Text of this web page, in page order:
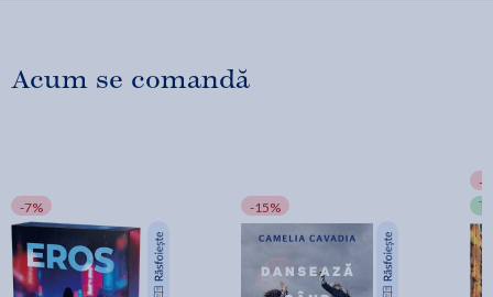
Acum se comandă
-7% -15%
-